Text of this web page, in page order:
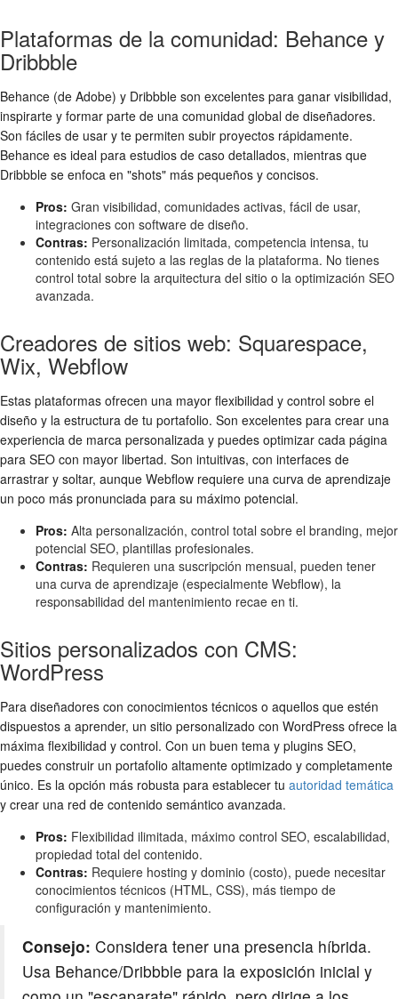
Plataformas de la comunidad: Behance y
Dribbble
Behance (de Adobe) y Dribbble son excelentes para ganar visibilidad,
inspirarte y formar parte de una comunidad global de diseñadores.
Son fáciles de usar y te permiten subir proyectos rápidamente.
Behance es ideal para estudios de caso detallados, mientras que
Dribbble se enfoca en "shots" más pequeños y concisos.
Pros: Gran visibilidad, comunidades activas, fácil de usar,
integraciones con software de diseño.
Contras: Personalización limitada, competencia intensa, tu
contenido está sujeto a las reglas de la plataforma. No tienes
control total sobre la arquitectura del sitio o la optimización SEO
avanzada.
Creadores de sitios web: Squarespace,
Wix, Webflow
Estas plataformas ofrecen una mayor flexibilidad y control sobre el
diseño y la estructura de tu portafolio. Son excelentes para crear una
experiencia de marca personalizada y puedes optimizar cada página
para SEO con mayor libertad. Son intuitivas, con interfaces de
arrastrar y soltar, aunque Webflow requiere una curva de aprendizaje
un poco más pronunciada para su máximo potencial.
Pros: Alta personalización, control total sobre el branding, mejor
potencial SEO, plantillas profesionales.
Contras: Requieren una suscripción mensual, pueden tener
una curva de aprendizaje (especialmente Webflow), la
responsabilidad del mantenimiento recae en ti.
Sitios personalizados con CMS:
WordPress
Para diseñadores con conocimientos técnicos o aquellos que estén
dispuestos a aprender, un sitio personalizado con WordPress ofrece la
máxima flexibilidad y control. Con un buen tema y plugins SEO,
puedes construir un portafolio altamente optimizado y completamente
único. Es la opción más robusta para establecer tu autoridad temática
y crear una red de contenido semántico avanzada.
Pros: Flexibilidad ilimitada, máximo control SEO, escalabilidad,
propiedad total del contenido.
Contras: Requiere hosting y dominio (costo), puede necesitar
conocimientos técnicos (HTML, CSS), más tiempo de
configuración y mantenimiento.
Consejo: Considera tener una presencia híbrida.
Usa Behance/Dribbble para la exposición inicial y